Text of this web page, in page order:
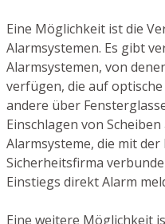
Eine Möglichkeit ist die
Alarmsystemen. Es gibt
Alarmsystemen, von
verfügen, die auf
andere über
Einschlagen von
Alarmsysteme, die mit
Sicherheitsfirma
Einstiegs direkt Alarm
Eine weitere Möglichkeit